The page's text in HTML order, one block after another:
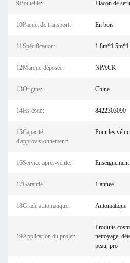
9Bouteille: Flacon de
10Paquet de transport: En bois
11Spécification:
12Marque déposée: NPACK
13Origine: Chine
14Hs code: 8422303090
15Capacité
d'approvisionnement:
Pour les
16Service après-vente:
17Garantie: 1 année
18Grade automatique: Automatique
19Application du projet:
Produits
nettoyage,
peau, pro